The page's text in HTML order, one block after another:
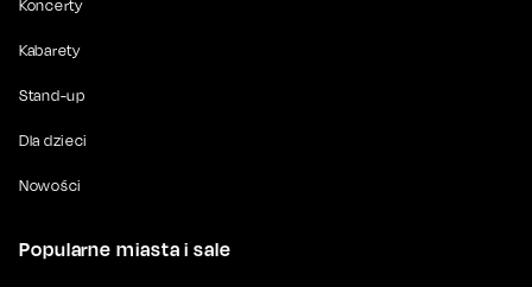
Koncerty
Kabarety
Stand-up
Dla dzieci
Nowości
Popularne miasta i sale